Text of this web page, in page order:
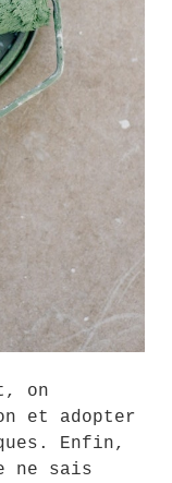
on
et adopter
Enfin,
ne sais